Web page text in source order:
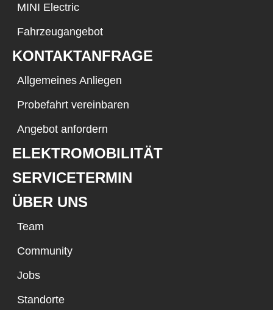
MINI Electric
Fahrzeugangebot
KONTAKTANFRAGE
Allgemeines Anliegen
Probefahrt vereinbaren
Angebot anfordern
ELEKTROMOBILITÄT
SERVICETERMIN
ÜBER UNS
Team
Community
Jobs
Standorte